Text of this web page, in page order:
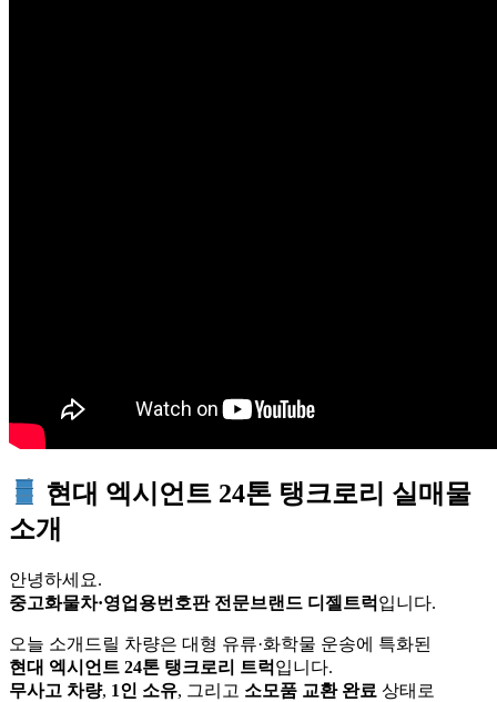
현대 엑시언트 24톤 탱크로리 실매물
소개
안녕하세요.
중고화물차·영업용번호판 전문브랜드 디젤트럭 입니다.
오늘 소개드릴 차량은 대형 유류·화학물 운송에 특화된
현대 엑시언트 24톤 탱크로리 트럭 입니다.
무사고 차량, 1인 소유, 그리고 소모품 교환 완료 상태로